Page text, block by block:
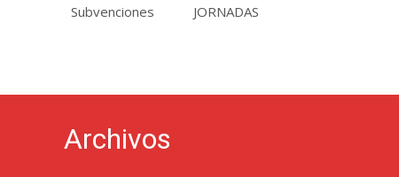
Subvenciones JORNADAS
Archivos